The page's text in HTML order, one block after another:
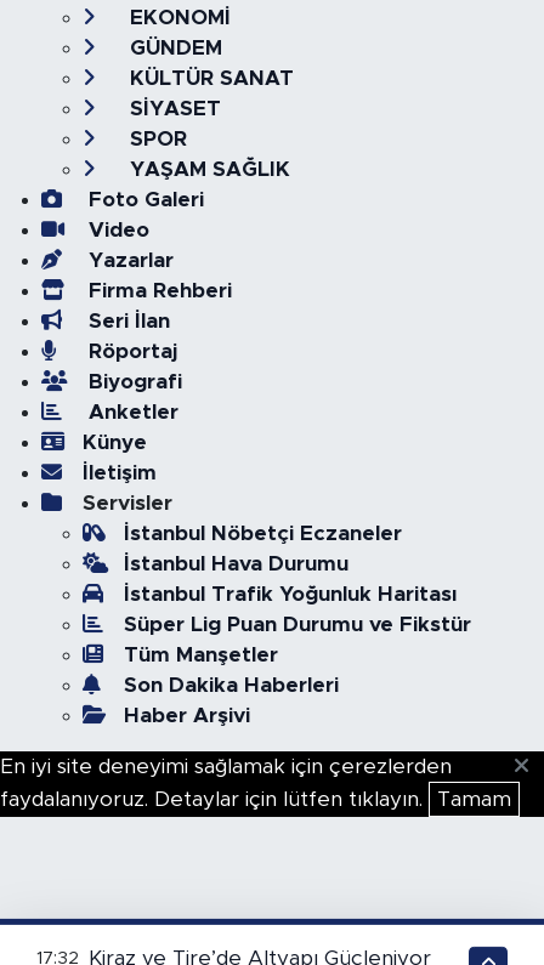
EKONOMİ
GÜNDEM
KÜLTÜR SANAT
SİYASET
SPOR
YAŞAM SAĞLIK
Foto Galeri
Video
Yazarlar
Firma Rehberi
Seri İlan
Röportaj
Biyografi
Anketler
Künye
İletişim
Servisler
İstanbul Nöbetçi Eczaneler
İstanbul Hava Durumu
İstanbul Trafik Yoğunluk Haritası
Süper Lig Puan Durumu ve Fikstür
Tüm Manşetler
Son Dakika Haberleri
Haber Arşivi
En iyi site deneyimi sağlamak için çerezlerden
faydalanıyoruz. Detaylar için lütfen tıklayın.
Tamam
17:32 Kiraz ve Tire’de Altyapı Güçleniyor